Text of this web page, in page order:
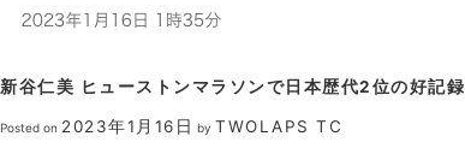
24
日
新谷仁美 ヒューストンマラソンで日本歴代2位の好記録
Posted on 2023年1月16日 by TWOLAPS TC